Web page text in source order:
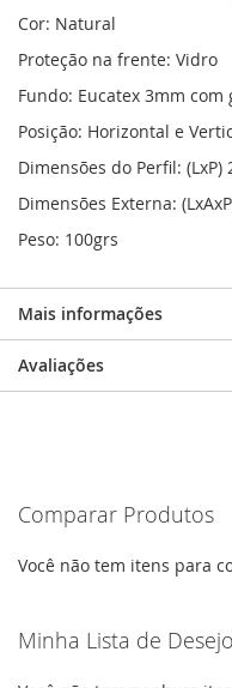
Cor: Natural
Proteção na frente: Vidro
Fundo: Eucatex 3mm
Posição: Horizontal e
Dimensões do Perfil: (LxP)
Dimensões Externa:
Peso: 100grs
Mais informações
Avaliações
Comparar Produtos
Você não tem itens para
Minha Lista de